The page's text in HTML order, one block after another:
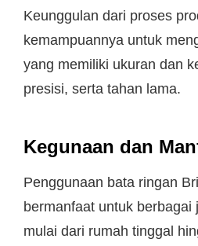
Keunggulan dari proses
kemampuannya untuk
yang memiliki ukuran dan
presisi, serta tahan lama.
Kegunaan dan
Penggunaan bata ringan
bermanfaat untuk berbagai
mulai dari rumah tinggal